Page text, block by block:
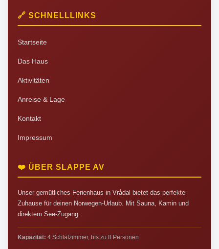
🔗 SCHNELLLINKS
Startseite
Das Haus
Aktivitäten
Anreise & Lage
Kontakt
Impressum
❤️ ÜBER SLAPPE AV
Unser gemütliches Ferienhaus in Vrådal bietet das perfekte
Zuhause für deinen Norwegen-Urlaub. Mit Sauna, Kamin und
direktem See-Zugang.
Kapazität: 4 Schlafzimmer, bis zu 8 Personen